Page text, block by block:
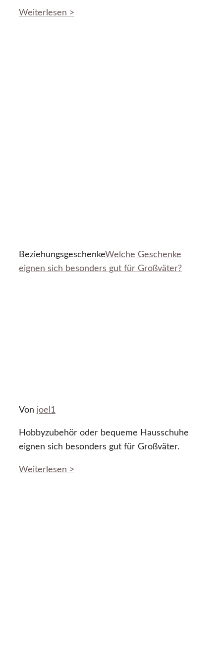
Weiterlesen >
BeziehungsgeschenkeWelche Geschenke
eignen sich besonders gut für Großväter?
Von joel1
Hobbyzubehör oder bequeme Hausschuhe
eignen sich besonders gut für Großväter.
Weiterlesen >